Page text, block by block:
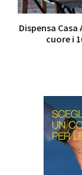
Dispensa
cuore i